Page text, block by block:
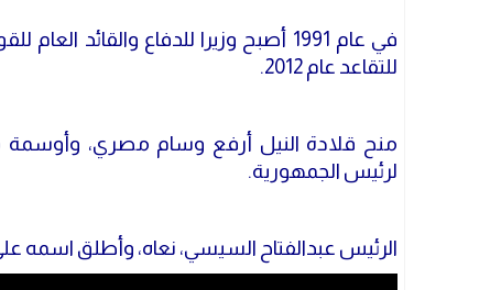
للتقاعد عام 2012.
منح قلادة النيل أرفع وسام مصري، وأوسمة
لرئيس الجمهورية.
الرئيس عبدالفتاح السيسي، نعاه، وأطلق اسمه